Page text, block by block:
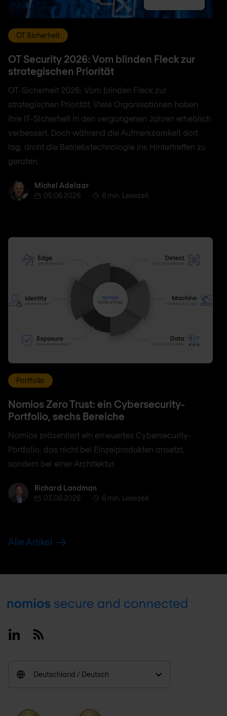
OT Sicherheit
OT Security 2026: Vom blinden Fleck zur
strategischen Priorität
OT-Sicherheit 2026: Vom blinden Fleck zur
strategischen Priorität. Viele Organisationen haben
ihre IT-Sicherheit in den vergangenen Jahren erheblich
verbessert. Doch während die Aufmerksamkeit dort
lag, droht die Betriebstechnologie ins Hintertreffen zu
geraten.
Michel Adelaar
Michel Adelaar
05.06.2026
6 min. Lesezeit
Portfolio
Nomios Zero Trust: ein Cybersecurity-
Portfolio, sechs Bereiche
Nomios präsentiert ein erneuertes Cybersecurity-
Portfolio, das nicht bei Einzelprodukten ansetzt,
sondern bei einer Architektur.
Richard Landman
Richard Landman
03.06.2026
6 min. Lesezeit
Alle Artikel
Footer
LinkedinRSS
Deutschland / Deutsch